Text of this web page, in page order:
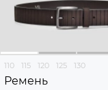
110 115 120 125 130
Ремень